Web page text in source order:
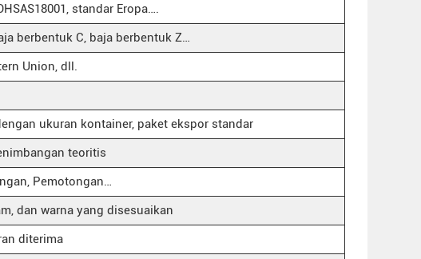
standar Eropa….
berbentuk C, baja berbentuk Z…
Union, dll.
ukuran kontainer, paket ekspor standar
teoritis
Pemotongan…
dan warna yang disesuaikan
diterima